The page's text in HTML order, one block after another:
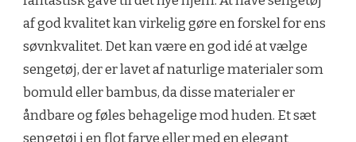
af god kvalitet kan virkelig gøre en forskel for ens
søvnkvalitet. Det kan være en god idé at vælge
sengetøj, der er lavet af naturlige materialer som
bomuld eller bambus, da disse materialer er
åndbare og føles behagelige mod huden. Et sæt
sengetøj i en flot farve eller med en elegant